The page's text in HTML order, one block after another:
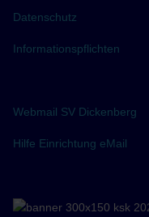
Datenschutz
Informationspflichten
Webmail SV Dickenberg
Hilfe Einrichtung eMail